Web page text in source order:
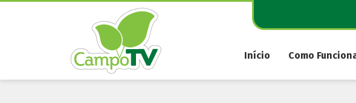
Pular
Início Como